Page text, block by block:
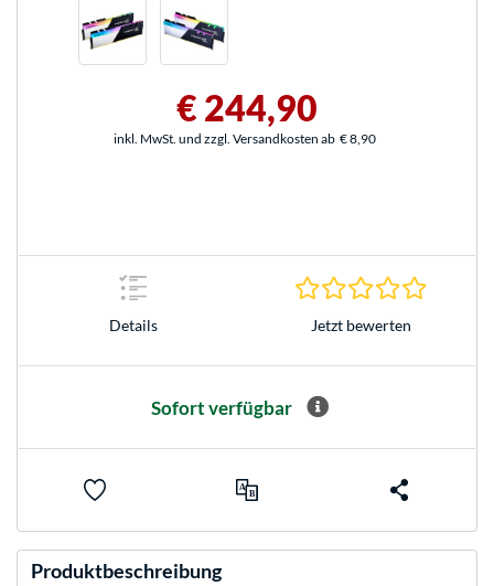
€ 244,90
inkl. MwSt. und zzgl. Versandkosten ab € 8,90
Details Jetzt bewerten
Sofort verfügbar
Produktbeschreibung